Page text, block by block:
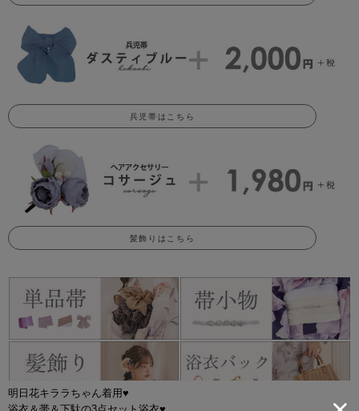
兵児帯はこちら
髪飾りはこちら
明日花キララちゃん着用♥